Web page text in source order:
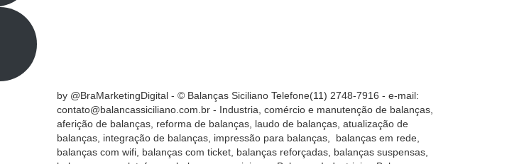
by @BraMarketingDigital - © Balanças Siciliano Telefone(11) 2748-7916 - e-mail:
contato@balancassiciliano.com.br - Industria, comércio e manutenção de balanças,
aferição de balanças, reforma de balanças, laudo de balanças, atualização de
balanças, integração de balanças, impressão para balanças, balanças em rede,
balanças com wifi, balanças com ticket, balanças reforçadas, balanças suspensas,